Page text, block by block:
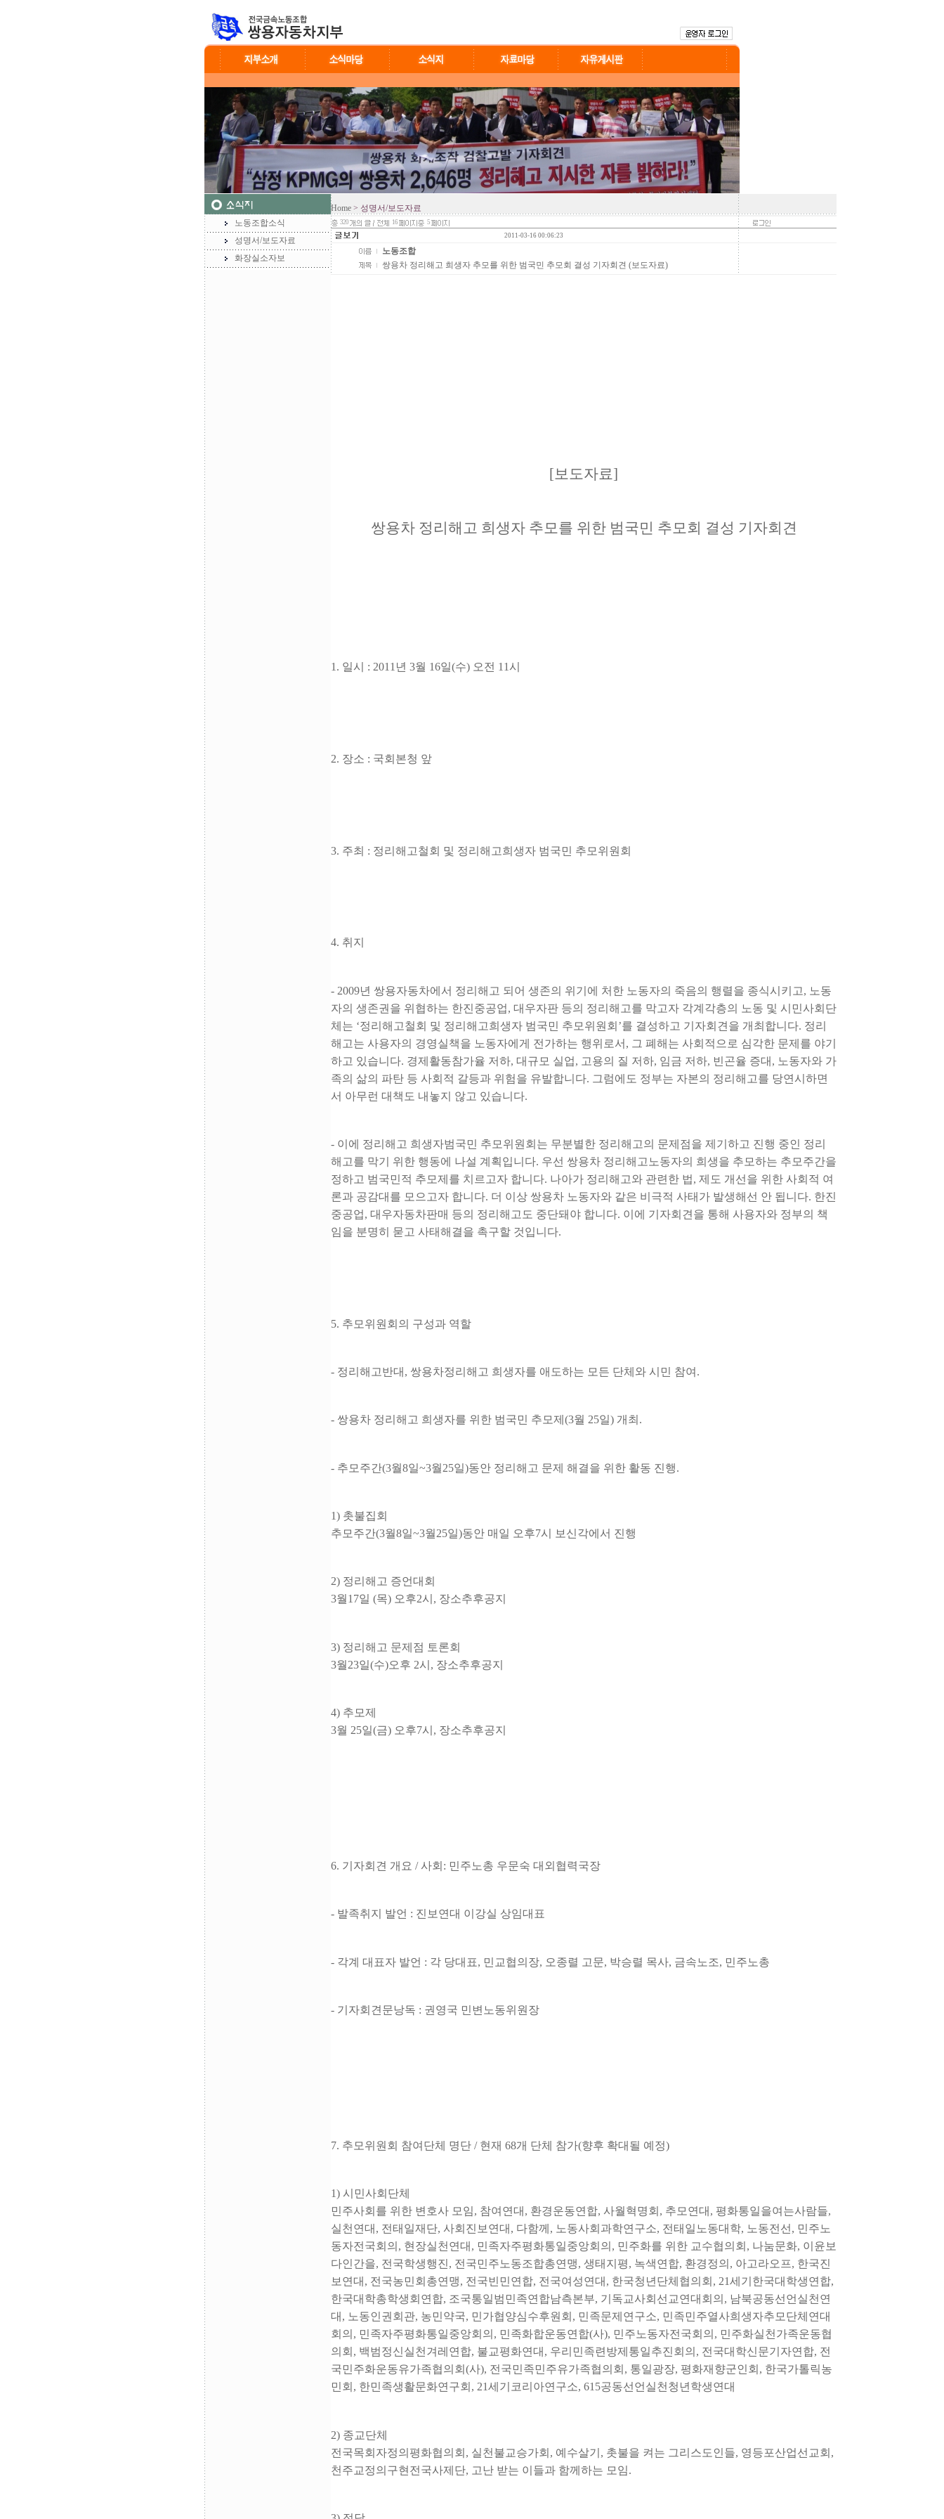
노동조합소식
성명서/보도자료
화장실소자보
Home > 성명서/보도자료
320 16
5
2011-03-16 00:06:23
노동조합
쌍용차 정리해고 희생자 추모를 위한 범국민 추모회 결성 기자회견 (보도자료)
[보도자료]
쌍용차 정리해고 희생자 추모를 위한 범국민 추모회 결성 기자회견
1. 일시 : 2011년 3월 16일(수) 오전 11시
2. 장소 : 국회본청 앞
3. 주최 : 정리해고철회 및 정리해고희생자 범국민 추모위원회
4. 취지
- 2009년 쌍용자동차에서 정리해고 되어 생존의 위기에 처한 노동자의 죽음의 행렬을 종식시키고, 노동
자의 생존권을 위협하는 한진중공업, 대우자판 등의 정리해고를 막고자 각계각층의 노동 및 시민사회단
체는 ‘정리해고철회 및 정리해고희생자 범국민 추모위원회’를 결성하고 기자회견을 개최합니다. 정리
해고는 사용자의 경영실책을 노동자에게 전가하는 행위로서, 그 폐해는 사회적으로 심각한 문제를 야기
하고 있습니다. 경제활동참가율 저하, 대규모 실업, 고용의 질 저하, 임금 저하, 빈곤율 증대, 노동자와 가
족의 삶의 파탄 등 사회적 갈등과 위험을 유발합니다. 그럼에도 정부는 자본의 정리해고를 당연시하면
서 아무런 대책도 내놓지 않고 있습니다.
- 이에 정리해고 희생자범국민 추모위원회는 무분별한 정리해고의 문제점을 제기하고 진행 중인 정리
해고를 막기 위한 행동에 나설 계획입니다. 우선 쌍용차 정리해고노동자의 희생을 추모하는 추모주간을
정하고 범국민적 추모제를 치르고자 합니다. 나아가 정리해고와 관련한 법, 제도 개선을 위한 사회적 여
론과 공감대를 모으고자 합니다. 더 이상 쌍용차 노동자와 같은 비극적 사태가 발생해선 안 됩니다. 한진
중공업, 대우자동차판매 등의 정리해고도 중단돼야 합니다. 이에 기자회견을 통해 사용자와 정부의 책
임을 분명히 묻고 사태해결을 촉구할 것입니다.
5. 추모위원회의 구성과 역할
- 정리해고반대, 쌍용차정리해고 희생자를 애도하는 모든 단체와 시민 참여.
- 쌍용차 정리해고 희생자를 위한 범국민 추모제(3월 25일) 개최.
- 추모주간(3월8일~3월25일)동안 정리해고 문제 해결을 위한 활동 진행.
1) 촛불집회
추모주간(3월8일~3월25일)동안 매일 오후7시 보신각에서 진행
2) 정리해고 증언대회
3월17일 (목) 오후2시, 장소추후공지
3) 정리해고 문제점 토론회
3월23일(수)오후 2시, 장소추후공지
4) 추모제
3월 25일(금) 오후7시, 장소추후공지
6. 기자회견 개요 / 사회: 민주노총 우문숙 대외협력국장
- 발족취지 발언 : 진보연대 이강실 상임대표
- 각계 대표자 발언 : 각 당대표, 민교협의장, 오종렬 고문, 박승렬 목사, 금속노조, 민주노총
- 기자회견문낭독 : 권영국 민변노동위원장
7. 추모위원회 참여단체 명단 / 현재 68개 단체 참가(향후 확대될 예정)
1) 시민사회단체
민주사회를 위한 변호사 모임, 참여연대, 환경운동연합, 사월혁명회, 추모연대, 평화통일을여는사람들,
실천연대, 전태일재단, 사회진보연대, 다함께, 노동사회과학연구소, 전태일노동대학, 노동전선, 민주노
동자전국회의, 현장실천연대, 민족자주평화통일중앙회의, 민주화를 위한 교수협의회, 나눔문화, 이윤보
다인간을, 전국학생행진, 전국민주노동조합총연맹, 생태지평, 녹색연합, 환경정의, 아고라오프, 한국진
보연대, 전국농민회총연맹, 전국빈민연합, 전국여성연대, 한국청년단체협의회, 21세기한국대학생연합,
한국대학총학생회연합, 조국통일범민족연합남측본부, 기독교사회선교연대회의, 남북공동선언실천연
대, 노동인권회관, 농민약국, 민가협양심수후원회, 민족문제연구소, 민족민주열사희생자추모단체연대
회의, 민족자주평화통일중앙회의, 민족화합운동연합(사), 민주노동자전국회의, 민주화실천가족운동협
의회, 백범정신실천겨레연합, 불교평화연대, 우리민족련방제통일추진회의, 전국대학신문기자연합, 전
국민주화운동유가족협의회(사), 전국민족민주유가족협의회, 통일광장, 평화재향군인회, 한국가톨릭농
민회, 한민족생활문화연구회, 21세기코리아연구소, 615공동선언실천청년학생연대
2) 종교단체
전국목회자정의평화협의회, 실천불교승가회, 예수살기, 촛불을 켜는 그리스도인들, 영등포산업선교회,
천주교정의구현전국사제단, 고난 받는 이들과 함께하는 모임.